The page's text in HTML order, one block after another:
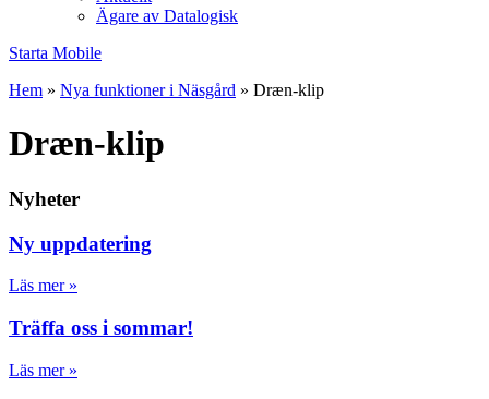
Ägare av Datalogisk
Starta Mobile
Hem » Nya funktioner i Näsgård » Dræn-klip
Dræn-klip
Nyheter
Ny uppdatering
Läs mer »
Träffa oss i sommar!
Läs mer »